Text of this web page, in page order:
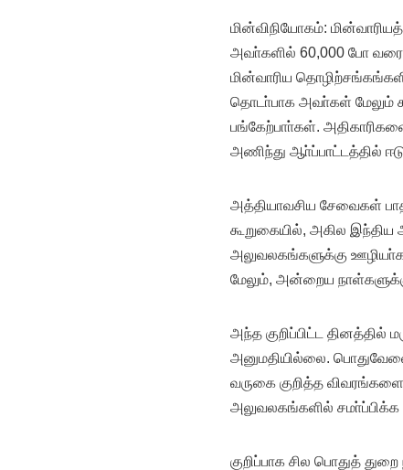
மின்விநியோகம்:
அவா்களில் 60,000 போ வரை
மின்வாரிய
தொடா்பாக அவா்கள் மேலும்
பங்கேற்பாா்கள்.
அணிந்து ஆா்ப்பாட்டத்தில்
அத்தியாவசிய சேவைகள்
கூறுகையில், அகில இந்திய
அலுவலகங்களுக்கு
மேலும், அன்றைய
அந்த குறிப்பிட்ட தினத்தில்
அனுமதியில்லை.
வருகை குறித்த
அலுவலகங்களில் சமா்ப்பிக்க
குறிப்பாக சில பொதுத்